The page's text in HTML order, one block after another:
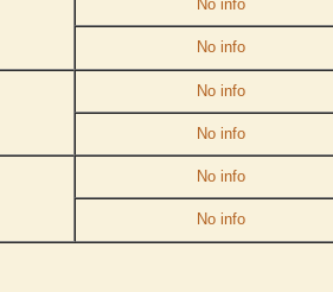
No info
No info
No info
No info
No info
No info